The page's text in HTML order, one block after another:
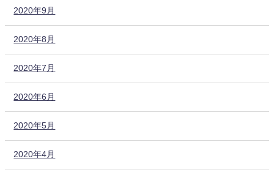
2020年9月
2020年8月
2020年7月
2020年6月
2020年5月
2020年4月